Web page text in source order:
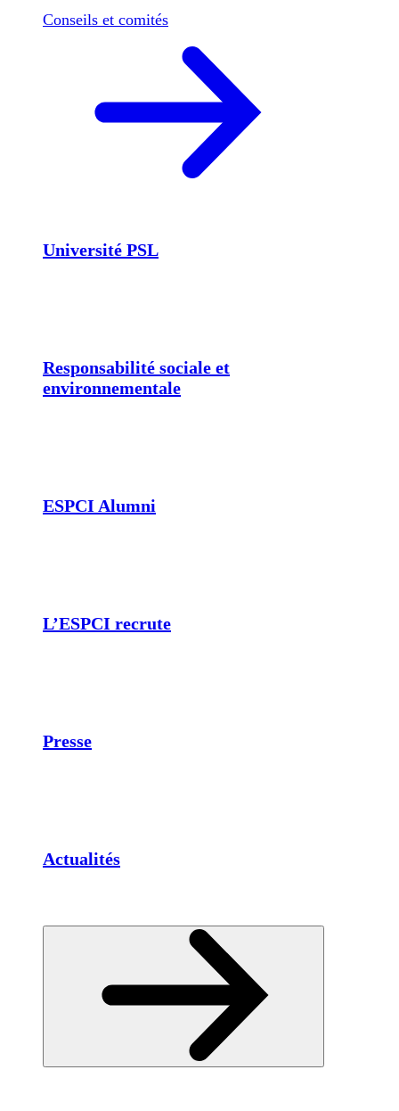
Conseils et comités
Université PSL
Responsabilité sociale et
environnementale
ESPCI Alumni
L’ESPCI recrute
Presse
Actualités